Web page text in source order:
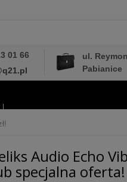
01 66
ul.
Pabianice
Audio Echo
specjalna oferta!